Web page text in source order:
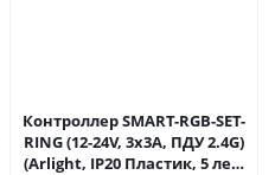
Контроллер SMART-RGB-SET-
RING (12-24V, 3x3A, ПДУ 2.4G)
(Arlight, IP20 Пластик, 5 лет)